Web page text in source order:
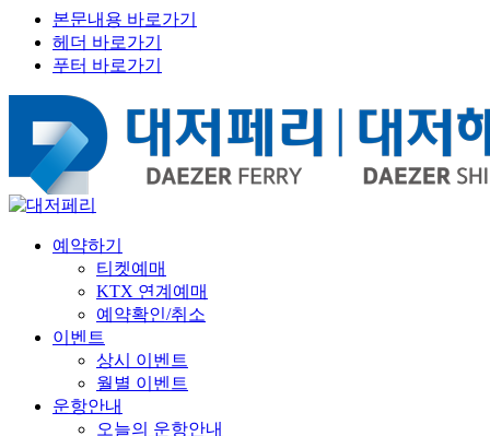
본문내용 바로가기
헤더 바로가기
푸터 바로가기
예약하기
티켓예매
KTX 연계예매
예약확인/취소
이벤트
상시 이벤트
월별 이벤트
운항안내
오늘의 운항안내